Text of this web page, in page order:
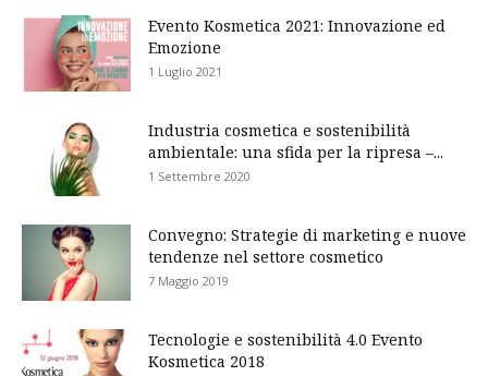
Evento Kosmetica 2021: Innovazione ed
Emozione
1 Luglio 2021
Industria cosmetica e sostenibilità
ambientale: una sfida per la ripresa –...
1 Settembre 2020
Convegno: Strategie di marketing e nuove
tendenze nel settore cosmetico
7 Maggio 2019
Tecnologie e sostenibilità 4.0 Evento
Kosmetica 2018